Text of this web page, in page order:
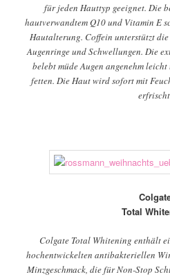
für jeden Hauttyp geeignet. Die
hautverwandtem Q10 und Vitamin E
Hautalterung. Coffein unterstützt
Augenringe und Schwellungen. Die
belebt müde Augen angenehm
fetten. Die Haut wird sofort mit
Total
Colgate Total Whitening enthält
hochentwickelten antibakteriellen
Minzgeschmack, die für Non-Stop